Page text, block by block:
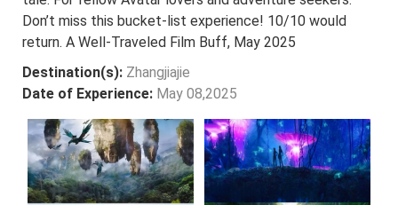
Don’t miss this bucket-list experience! 10/10 would
return. A Well-Traveled Film Buff, May 2025
Destination(s): Zhangjiajie
Date of Experience: May 08,2025